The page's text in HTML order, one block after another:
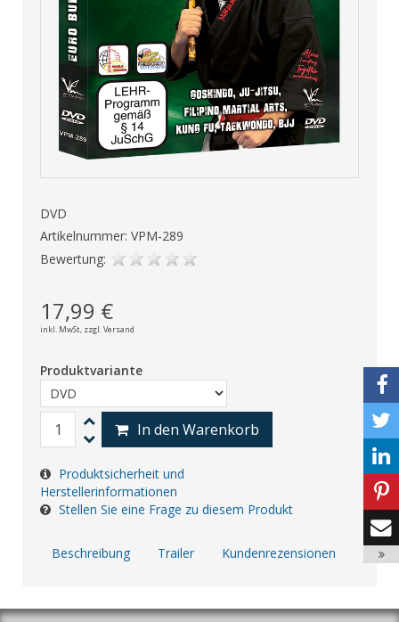
DVD
Artikelnummer: VPM-289
Bewertung:
17,99 €
inkl. MwSt, zzgl. Versand
Produktvariante
In den Warenkorb
Produktsicherheit und
Herstellerinformationen
Stellen Sie eine Frage zu diesem Produkt
Beschreibung Trailer Kundenrezensionen